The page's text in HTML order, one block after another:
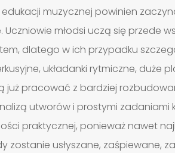
muzycznej powinien
młodsi uczą się przede
dlatego w ich przypadku
układanki rytmiczne, duże
już pracować z bardziej
utworów i prostymi zadaniami
praktycznej, ponieważ nawet
zostanie usłyszane, zaśpiewane,